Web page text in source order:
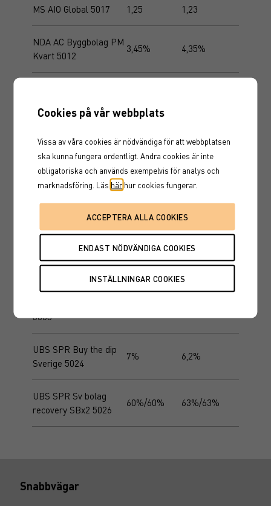
MS AIO Global 5017 1,25 1,23
NDA AC Byggbolag PM
Kvart 5012
3,45% 4,35%
Recovery LT 5009
14,3%
16% 16,1%
UBS AC No banker PM
2,75% 3%
UBS SPR Buy the dip
5035
UBS SPR Buy the dip
Sverige 5024
7% 6,2%
UBS SPR Sv bolag
recovery SBx2 5026
60%/60% 63%/63%
Snabbvägar
Cookies på vår webbplats
Vissa av våra cookies är nödvändiga för att webbplatsen
ska kunna fungera ordentligt. Andra cookies är inte
obligatoriska och används exempelvis för analys och
marknadsföring. Läs härhur cookies fungerar.